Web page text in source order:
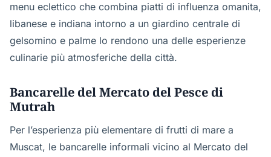
menu eclettico che combina piatti di influenza omanita,
libanese e indiana intorno a un giardino centrale di
gelsomino e palme lo rendono una delle esperienze
culinarie più atmosferiche della città.
Bancarelle del Mercato del Pesce di
Mutrah
Per l’esperienza più elementare di frutti di mare a
Muscat, le bancarelle informali vicino al Mercato del